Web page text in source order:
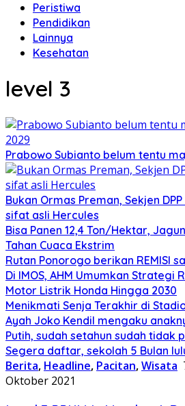
Peristiwa
Pendidikan
Lainnya
Kesehatan
level 3
Prabowo Subianto belum tentu
Bukan Ormas Preman, Sekjen
sifat asli Hercules
Bisa Panen 12,4 Ton/Hektar,
Tahan Cuaca Ekstrim
Rutan Ponorogo berikan REMISI
Di IMOS, AHM Umumkan Strategi
Motor Listrik Honda Hingga 2030
Menikmati Senja Terakhir di
Ayah Joko Kendil mengaku
Putih, sudah setahun sudah tidak
Segera daftar, sekolah 5 Bulan
Berita, Headline, Pacitan,Wisata
Oktober 2021